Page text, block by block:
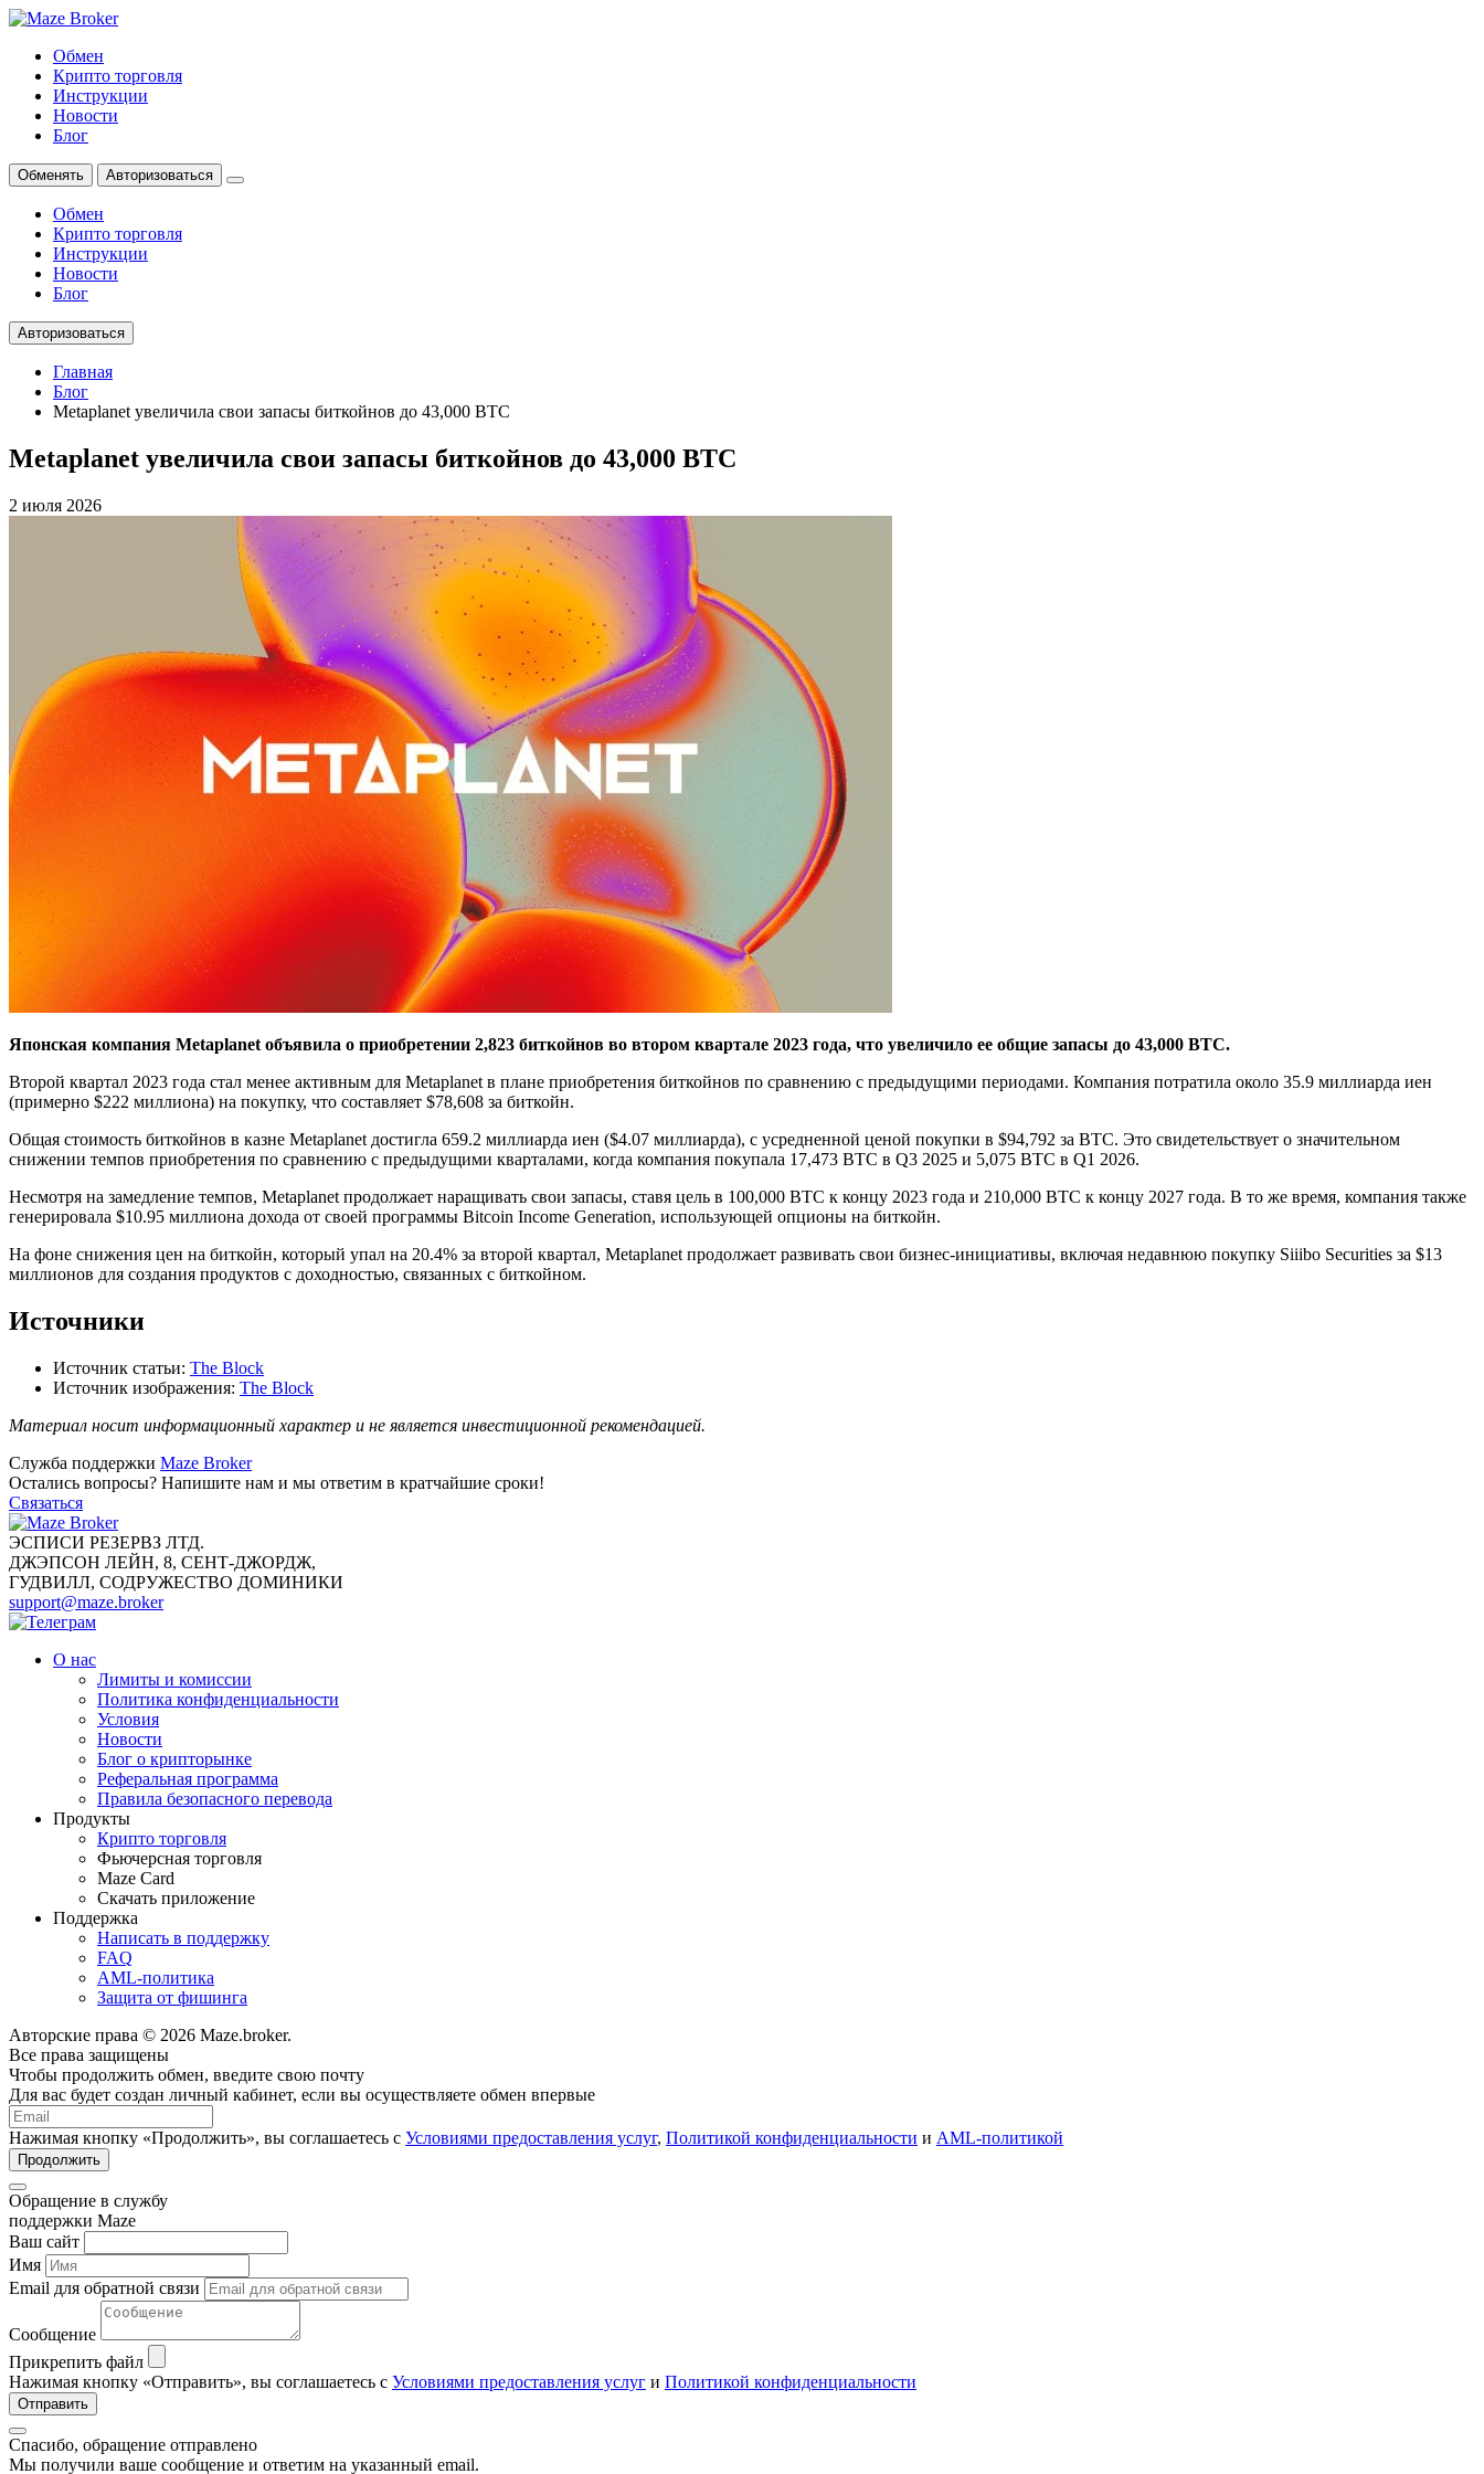
Обмен
Крипто торговля
Инструкции
Новости
Блог
Обменять Авторизоваться
Обмен
Крипто торговля
Инструкции
Новости
Блог
Авторизоваться
Главная
Блог
Metaplanet увеличила свои запасы биткойнов до 43,000 BTC
Metaplanet увеличила свои запасы биткойнов до 43,000 BTC
2 июля 2026
Японская компания Metaplanet объявила о приобретении 2,823 биткойнов во втором квартале 2023 года, что увеличило ее общие запасы до 43,000 BTC.
Второй квартал 2023 года стал менее активным для Metaplanet в плане приобретения биткойнов по сравнению с предыдущими периодами. Компания потратила около 35.9 миллиарда иен
(примерно $222 миллиона) на покупку, что составляет $78,608 за биткойн.
Общая стоимость биткойнов в казне Metaplanet достигла 659.2 миллиарда иен ($4.07 миллиарда), с усредненной ценой покупки в $94,792 за BTC. Это свидетельствует о значительном
снижении темпов приобретения по сравнению с предыдущими кварталами, когда компания покупала 17,473 BTC в Q3 2025 и 5,075 BTC в Q1 2026.
Несмотря на замедление темпов, Metaplanet продолжает наращивать свои запасы, ставя цель в 100,000 BTC к концу 2023 года и 210,000 BTC к концу 2027 года. В то же время, компания также
генерировала $10.95 миллиона дохода от своей программы Bitcoin Income Generation, использующей опционы на биткойн.
На фоне снижения цен на биткойн, который упал на 20.4% за второй квартал, Metaplanet продолжает развивать свои бизнес-инициативы, включая недавнюю покупку Siiibo Securities за $13
миллионов для создания продуктов с доходностью, связанных с биткойном.
Источники
Источник статьи: The Block
Источник изображения: The Block
Материал носит информационный характер и не является инвестиционной рекомендацией.
Служба поддержки Maze Broker
Остались вопросы? Напишите нам и мы ответим в кратчайшие сроки!
Связаться
ЭСПИСИ РЕЗЕРВЗ ЛТД.
ДЖЭПСОН ЛЕЙН, 8, СЕНТ-ДЖОРДЖ,
ГУДВИЛЛ, СОДРУЖЕСТВО ДОМИНИКИ
support@maze.broker
О нас
Лимиты и комиссии
Политика конфиденциальности
Условия
Новости
Блог о крипторынке
Реферальная программа
Правила безопасного перевода
Продукты
Крипто торговля
Фьючерсная торговля
Maze Card
Скачать приложение
Поддержка
Написать в поддержку
FAQ
AML-политика
Защита от фишинга
Авторские права © 2026 Maze.broker.
Все права защищены
Чтобы продолжить обмен, введите свою почту
Для вас будет создан личный кабинет, если вы осуществляете обмен впервые
Нажимая кнопку «Продолжить», вы соглашаетесь с Условиями предоставления услуг, Политикой конфиденциальности и AML-политикой
Продолжить
Обращение в службу
поддержки Maze
Ваш сайт
Имя
Email для обратной связи
Сообщение
Прикрепить файл
Нажимая кнопку «Отправить», вы соглашаетесь с Условиями предоставления услуг и Политикой конфиденциальности
Отправить
Спасибо, обращение отправлено
Мы получили ваше сообщение и ответим на указанный email.